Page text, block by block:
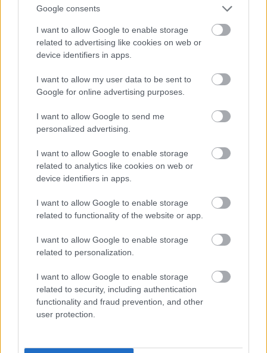
Google consents
I want to allow Google to enable storage
related to advertising like cookies on web or
device identifiers in apps.
I want to allow my user data to be sent to
Google for online advertising purposes.
I want to allow Google to send me
personalized advertising.
I want to allow Google to enable storage
related to analytics like cookies on web or
device identifiers in apps.
I want to allow Google to enable storage
related to functionality of the website or app.
I want to allow Google to enable storage
related to personalization.
I want to allow Google to enable storage
related to security, including authentication
functionality and fraud prevention, and other
user protection.
Az első 11 fotó egy olyan sorozatból származik,
akkor készültek, akkor Hardy 31 éves rajtuk
Fotó: Rebecca Reid / Northfoto